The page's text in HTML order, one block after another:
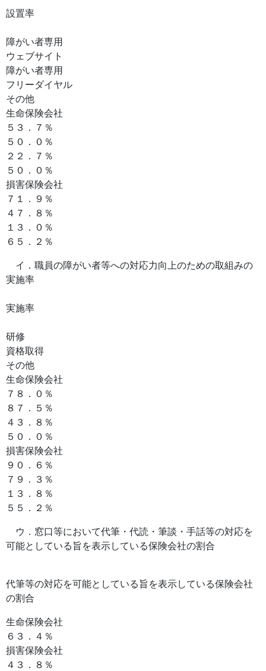
設置率
障がい者専用
ウェブサイト
障がい者専用
フリーダイヤル
その他
生命保険会社
５３．７％
５０．０％
２２．７％
５０．０％
損害保険会社
７１．９％
４７．８％
１３．０％
６５．２％
イ．職員の障がい者等への対応力向上のための取組みの
実施率
実施率
研修
資格取得
その他
生命保険会社
７８．０％
８７．５％
４３．８％
５０．０％
損害保険会社
９０．６％
７９．３％
１３．８％
５５．２％
ウ．窓口等において代筆・代読・筆談・手話等の対応を
可能としている旨を表示している保険会社の割合
代筆等の対応を可能としている旨を表示している保険会社
の割合
生命保険会社
６３．４％
損害保険会社
４３．８％